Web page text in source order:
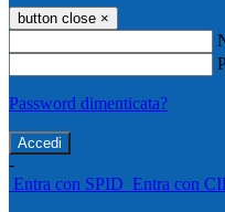
button close ×
Password dimenticata?
-
Entra con SPID Entra con